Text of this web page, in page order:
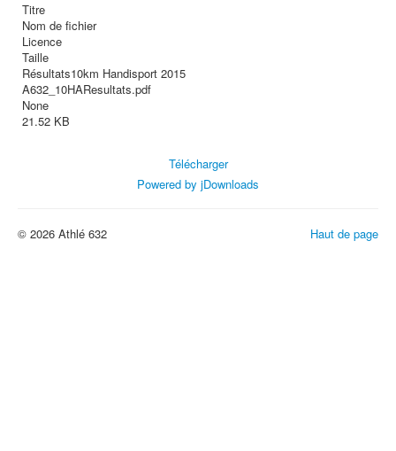
Titre
Nom de fichier
Licence
Taille
Résultats10km Handisport 2015
A632_10HAResultats.pdf
None
21.52 KB
Télécharger
Powered by jDownloads
Haut de page
© 2026 Athlé 632